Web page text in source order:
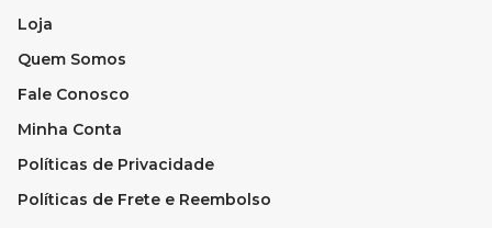
Loja
Quem Somos
Fale Conosco
Minha Conta
Políticas de Privacidade
Políticas de Frete e Reembolso